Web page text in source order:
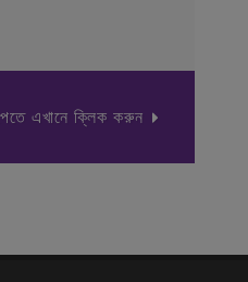
এখানে ক্লিক করুন